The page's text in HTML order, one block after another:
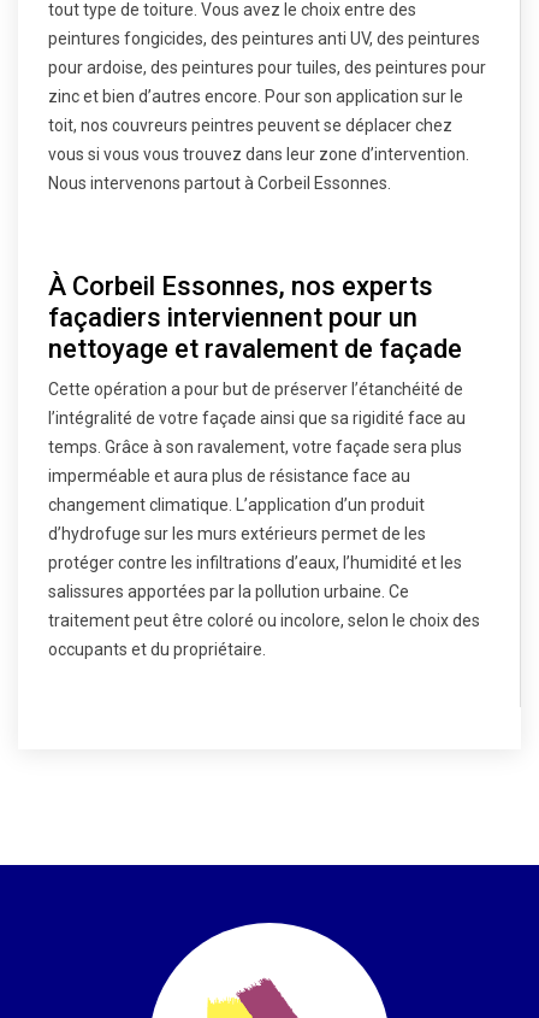
tout type de toiture. Vous avez le choix entre des
peintures fongicides, des peintures anti UV, des peintures
pour ardoise, des peintures pour tuiles, des peintures pour
zinc et bien d’autres encore. Pour son application sur le
toit, nos couvreurs peintres peuvent se déplacer chez
vous si vous vous trouvez dans leur zone d’intervention.
Nous intervenons partout à Corbeil Essonnes.
À Corbeil Essonnes, nos experts
façadiers interviennent pour un
nettoyage et ravalement de façade
Cette opération a pour but de préserver l’étanchéité de
l’intégralité de votre façade ainsi que sa rigidité face au
temps. Grâce à son ravalement, votre façade sera plus
imperméable et aura plus de résistance face au
changement climatique. L’application d’un produit
d’hydrofuge sur les murs extérieurs permet de les
protéger contre les infiltrations d’eaux, l’humidité et les
salissures apportées par la pollution urbaine. Ce
traitement peut être coloré ou incolore, selon le choix des
occupants et du propriétaire.